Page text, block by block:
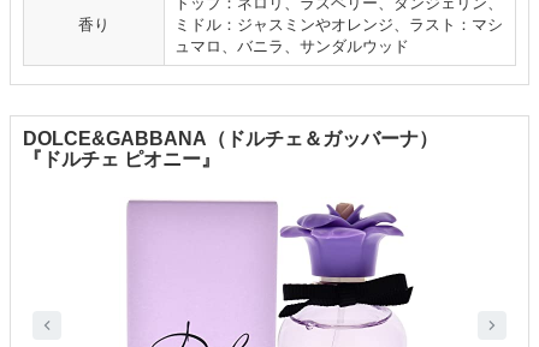
香り
ミドル：ジャスミンやオレンジ、ラスト：マシ
ュマロ、バニラ、サンダルウッド
DOLCE&GABBANA（ドルチェ＆ガッバーナ）
『ドルチェ ピオニー』